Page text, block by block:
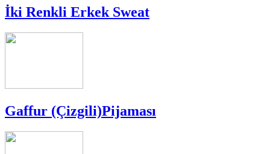
İki Renkli Erkek Sweat
Gaffur (Çizgili)Pijaması